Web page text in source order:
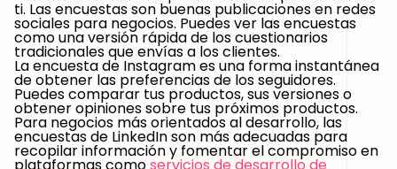
ti. Las encuestas son buenas publicaciones en redes
sociales para negocios. Puedes ver las encuestas
como una versión rápida de los cuestionarios
tradicionales que envías a los clientes.
La encuesta de Instagram es una forma instantánea
de obtener las preferencias de los seguidores.
Puedes comparar tus productos, sus versiones o
obtener opiniones sobre tus próximos productos.
Para negocios más orientados al desarrollo, las
encuestas de LinkedIn son más adecuadas para
recopilar información y fomentar el compromiso en